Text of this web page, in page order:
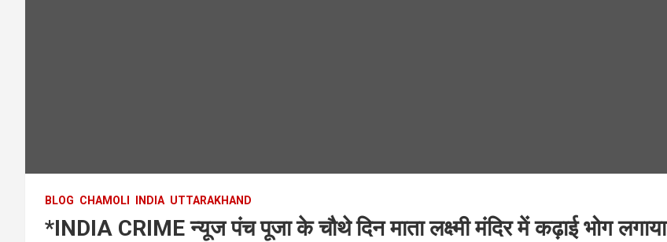
BLOG CHAMOLI INDIA UTTARAKHAND
*INDIA CRIME न्यूज पंच पूजा के‌ चौथे दिन माता लक्ष्मी मंदिर में कढ़ाई भोग लगाया